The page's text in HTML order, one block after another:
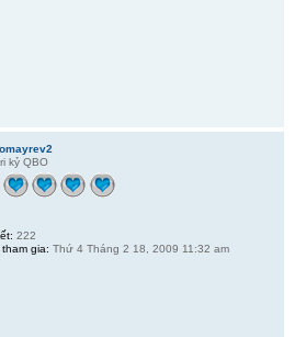
kỷ QBO
222
gia: Thứ 4 Tháng 2 18, 2009 11:32 am